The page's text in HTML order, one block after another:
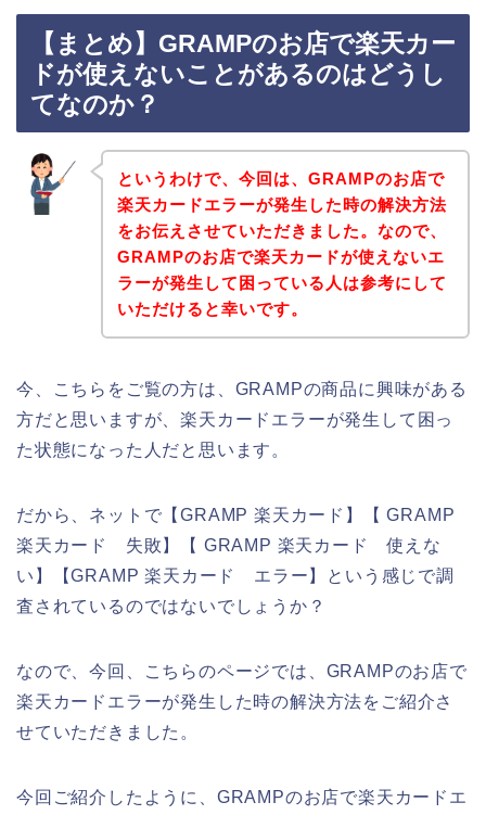
【まとめ】GRAMPのお店で楽天カー
ドが使えないことがあるのはどうし
てなのか？
というわけで、今回は、GRAMPのお店で
楽天カードエラーが発生した時の解決方法
をお伝えさせていただきました。なので、
GRAMPのお店で楽天カードが使えないエ
ラーが発生して困っている人は参考にして
いただけると幸いです。
今、こちらをご覧の方は、GRAMPの商品に興味がある
方だと思いますが、楽天カードエラーが発生して困っ
た状態になった人だと思います。
だから、ネットで【GRAMP 楽天カード】【 GRAMP
楽天カード 失敗】【 GRAMP 楽天カード 使えな
い】【GRAMP 楽天カード エラー】という感じで調
査されているのではないでしょうか？
なので、今回、こちらのページでは、GRAMPのお店で
楽天カードエラーが発生した時の解決方法をご紹介さ
せていただきました。
今回ご紹介したように、GRAMPのお店で楽天カードエ